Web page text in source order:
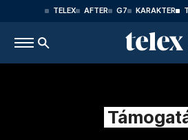
TELEX AFTER G7 KARAKTER